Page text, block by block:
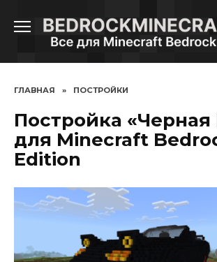
содержанию
ГЛАВНАЯ » ПОСТРОЙКИ
Постройка
для Minecraft
Edition